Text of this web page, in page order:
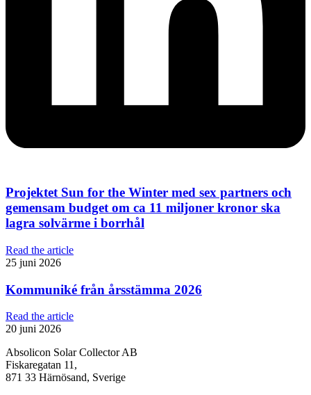
Projektet Sun for the Winter med sex partners och
gemensam budget om ca 11 miljoner kronor ska
lagra solvärme i borrhål
Read the article
25 juni 2026
Kommuniké från årsstämma 2026
Read the article
20 juni 2026
Absolicon Solar Collector AB
Fiskaregatan 11,
871 33 Härnösand, Sverige